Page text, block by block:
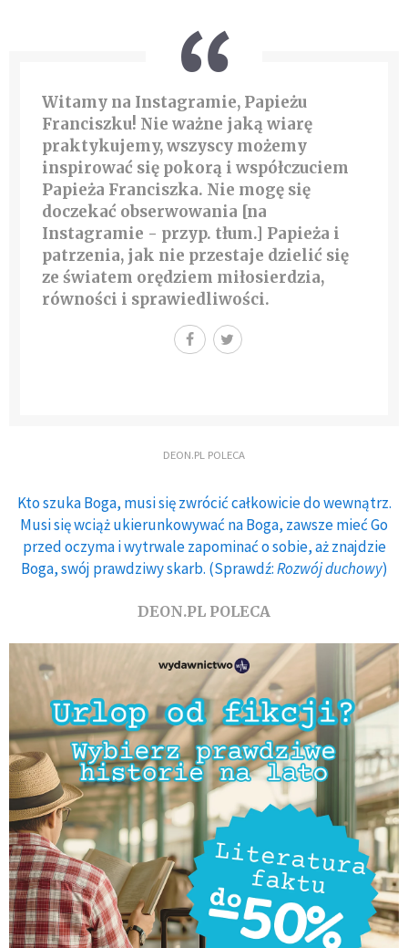
Witamy na Instagramie, Papieżu
Franciszku! Nie ważne jaką wiarę
praktykujemy, wszyscy możemy
inspirować się pokorą i współczuciem
Papieża Franciszka. Nie mogę się
doczekać obserwowania [na
Instagramie - przyp. tłum.] Papieża i
patrzenia, jak nie przestaje dzielić się
ze światem orędziem miłosierdzia,
równości i sprawiedliwości.
DEON.PL POLECA
Kto szuka Boga, musi się zwrócić całkowicie do wewnątrz.
Musi się wciąż ukierunkowywać na Boga, zawsze mieć Go
przed oczyma i wytrwale zapominać o sobie, aż znajdzie
Boga, swój prawdziwy skarb. (Sprawdź:Rozwój duchowy)
DEON.PL POLECA